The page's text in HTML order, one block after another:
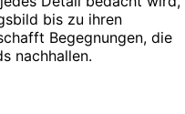
bis zu ihren
Begegnungen, die
nachhallen.